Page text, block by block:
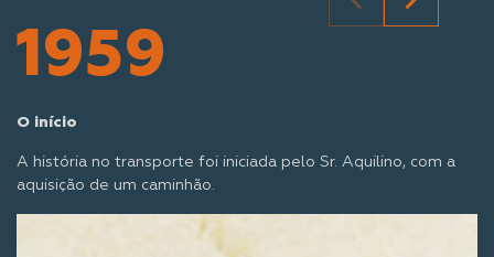
1959
O início
A história no transporte foi iniciada pelo Sr. Aquilino, com a
aquisição de um caminhão.